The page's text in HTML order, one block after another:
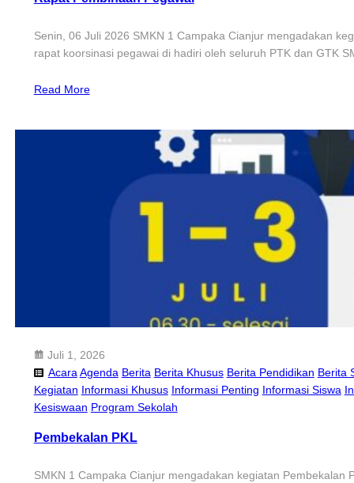
Senin, 06 Juli 2026 SMKN 1 Campaka Cianjur mengadakan
rapat koorsinasi pegawai di hadiri oleh seluruh PTK dan GTK
Read More
Juli 1, 2026
Acara Agenda Berita Berita Khusus Berita Pendidikan Berita
Kegiatan Informasi Khusus Informasi Penting Informasi Siswa
Kesiswaan Program Sekolah
Pembekalan PKL
SMKN 1 Campaka Cianjur mengadakan kegiatan